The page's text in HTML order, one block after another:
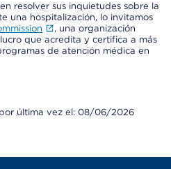
resolver sus inquietudes sobre la
una hospitalización, lo invitamos
, una organización
que acredita y certifica a más
de atención médica en
última vez el: 08/06/2026